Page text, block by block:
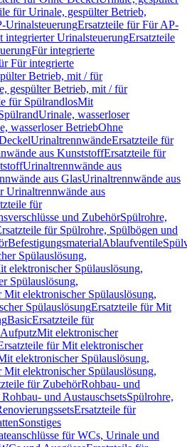
für Urinale, gespülter Betrieb,
UrinalsteuerungErsatzteile für Für AP-
integrierter UrinalsteuerungErsatzteile
Für integrierte
Für integrierte
Betrieb, mit / für
gespülter Betrieb, mit / für
für SpülrandlosMit
Urinale, wasserloser
wasserloser BetriebOhne
UrinaltrennwändeErsatzteile für
aus KunststoffErsatzteile für
Urinaltrennwände aus
aus GlasUrinaltrennwände aus
Urinaltrennwände aus
für
und ZubehörSpülrohre,
für Spülrohre, Spülbögen und
BefestigungsmaterialAblaufventile
Spülauslösung,
elektronischer Spülauslösung,
Spülauslösung,
Mit elektronischer Spülauslösung,
SpülauslösungErsatzteile für Mit
BasicErsatzteile für
Mit elektronischer
für Mit elektronischer
elektronischer Spülauslösung,
Mit elektronischer Spülauslösung,
für ZubehörRohbau- und
und AustauschsetsSpülrohre,
Ersatzteile für
Sonstiges
für WCs, Urinale und